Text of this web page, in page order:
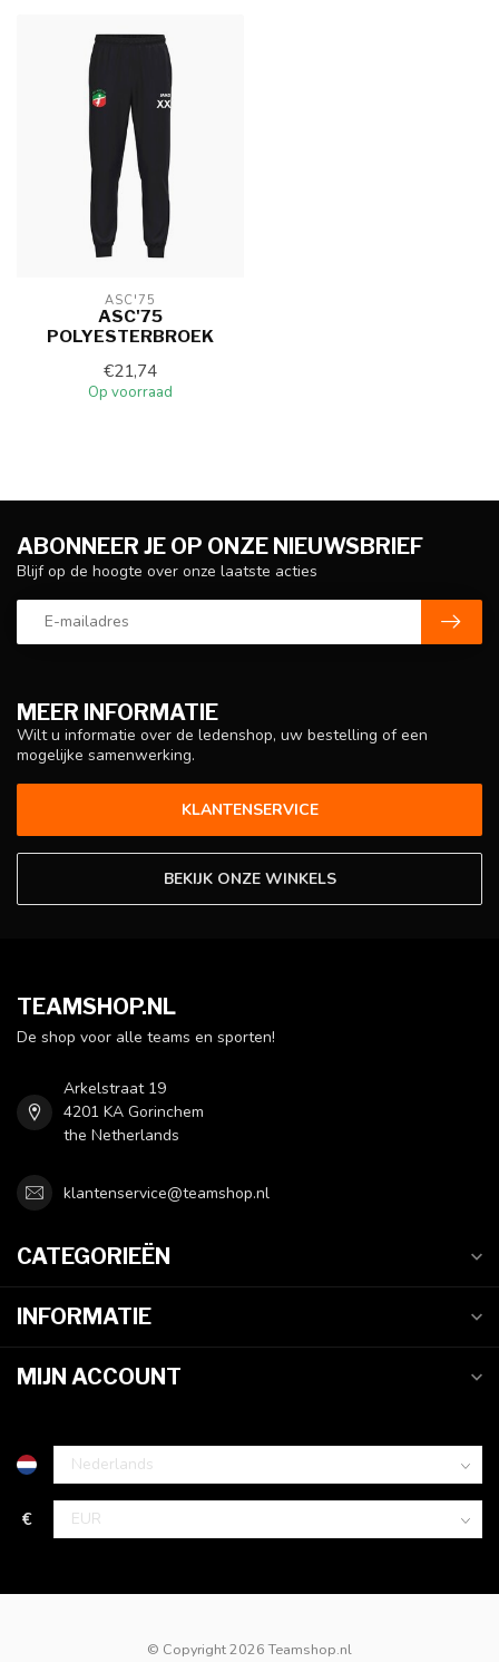
ASC'75
ASC'75
POLYESTERBROEK
€21,74
Op voorraad
MEER INFORMATIE
Wilt u informatie over de ledenshop, uw bestelling of een
mogelijke samenwerking.
KLANTENSERVICE
BEKIJK ONZE WINKELS
ABONNEER JE OP ONZE NIEUWSBRIEF
Blijf op de hoogte over onze laatste acties
TEAMSHOP.NL
De shop voor alle teams en sporten!
Arkelstraat 19
4201 KA Gorinchem
the Netherlands
klantenservice@teamshop.nl
CATEGORIEËN
INFORMATIE
MIJN ACCOUNT
€
© Copyright 2026 Teamshop.nl